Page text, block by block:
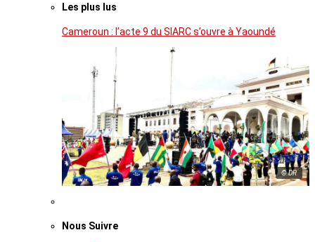
Les plus lus
Cameroun : l’acte 9 du SIARC s’ouvre à Yaoundé
© DR
Nous Suivre